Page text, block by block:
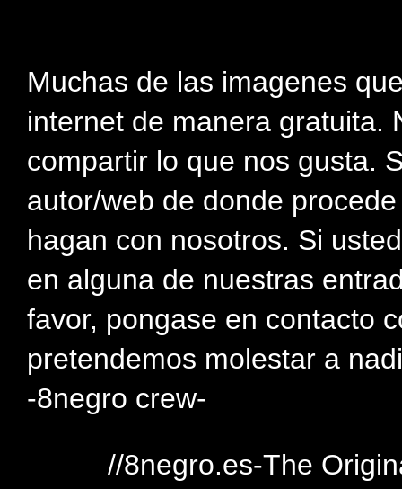
Muchas de las imagenes
internet de manera gratuita.
compartir lo que nos gusta.
autor/web de donde
hagan con nosotros. Si
en alguna de nuestras
favor, pongase en contacto
pretendemos molestar a
-8negro crew-
//8negro.es-The